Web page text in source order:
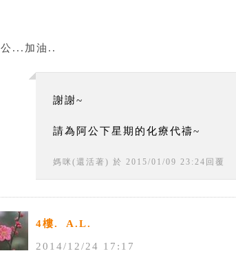
...加油..
謝謝~
請為阿公下星期的化療代禱~
媽咪(還活著) 於 2015/01 /09 23 : 24 回覆
4樓. A.L.
2014/12/24 17 : 17